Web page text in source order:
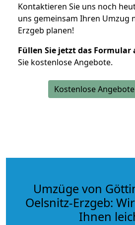
Kontaktieren Sie uns noch
uns gemeinsam Ihren Umzug
Erzgeb planen!
Füllen Sie jetzt das Formular
Sie kostenlose Angebote.
Kostenlose
Umzüge von
Oelsnitz-Erzgeb:
Ihnen